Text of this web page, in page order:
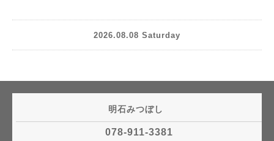
2026.08.08 Saturday
明石みつぼし
078-911-3381